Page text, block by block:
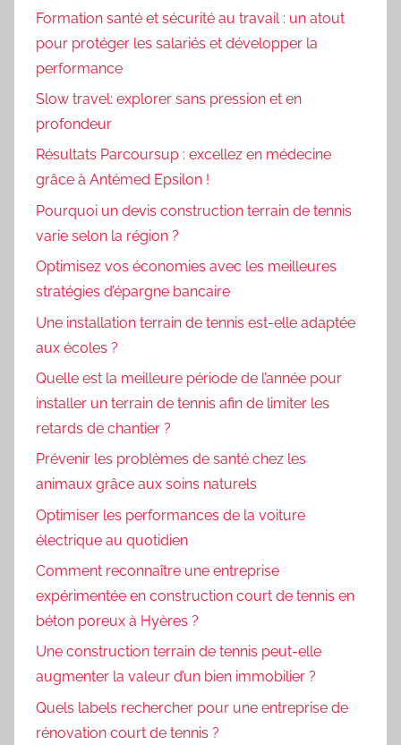
Formation santé et sécurité au travail : un atout
pour protéger les salariés et développer la
performance
Slow travel: explorer sans pression et en
profondeur
Résultats Parcoursup : excellez en médecine
grâce à Antémed Epsilon !
Pourquoi un devis construction terrain de tennis
varie selon la région ?
Optimisez vos économies avec les meilleures
stratégies d’épargne bancaire
Une installation terrain de tennis est-elle adaptée
aux écoles ?
Quelle est la meilleure période de l’année pour
installer un terrain de tennis afin de limiter les
retards de chantier ?
Prévenir les problèmes de santé chez les
animaux grâce aux soins naturels
Optimiser les performances de la voiture
électrique au quotidien
Comment reconnaître une entreprise
expérimentée en construction court de tennis en
béton poreux à Hyères ?
Une construction terrain de tennis peut-elle
augmenter la valeur d’un bien immobilier ?
Quels labels rechercher pour une entreprise de
rénovation court de tennis ?